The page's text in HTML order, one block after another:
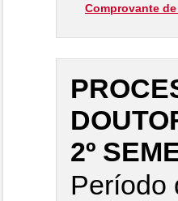
Comprovante
2º
Período